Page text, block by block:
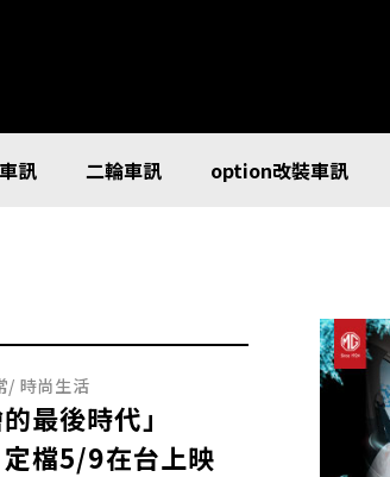
訊 二輪車訊 option改裝車訊
/ 時尚生活
最後時代」
定檔5/9在台上映